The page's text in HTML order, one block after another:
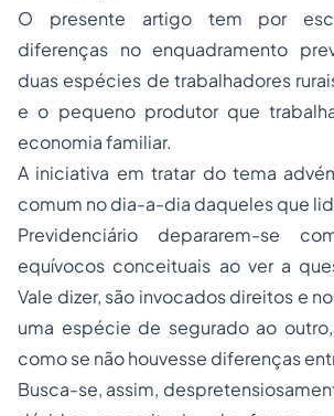
O presente artigo tem por
diferenças no enquadramento
duas espécies de trabalhadores
e o pequeno produtor que
economia familiar.
A iniciativa em tratar do tema
comum no dia-a-dia daqueles que
Previdenciário depararem-se
equívocos conceituais ao ver a
Vale dizer, são invocados direitos e
uma espécie de segurado ao
como se não houvesse diferenças
Busca-se, assim,